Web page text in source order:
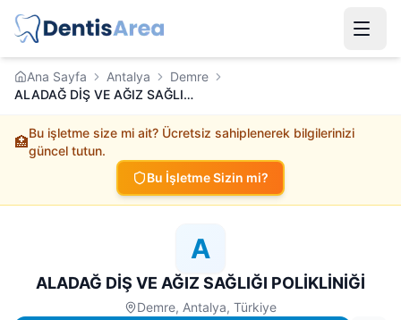
Ana Sayfa Antalya
Demre
ALADAĞ DİŞ VE AĞIZ SAĞLIĞI POLİKLİNİĞİ
🏥
Bu işletme size mi ait? Ücretsiz sahiplenerek bilgilerinizi
güncel tutun.
Bu İşletme Sizin mi?
A
ALADAĞ DİŞ VE AĞIZ SAĞLIĞI POLİKLİNİĞİ
Demre, Antalya, Türkiye